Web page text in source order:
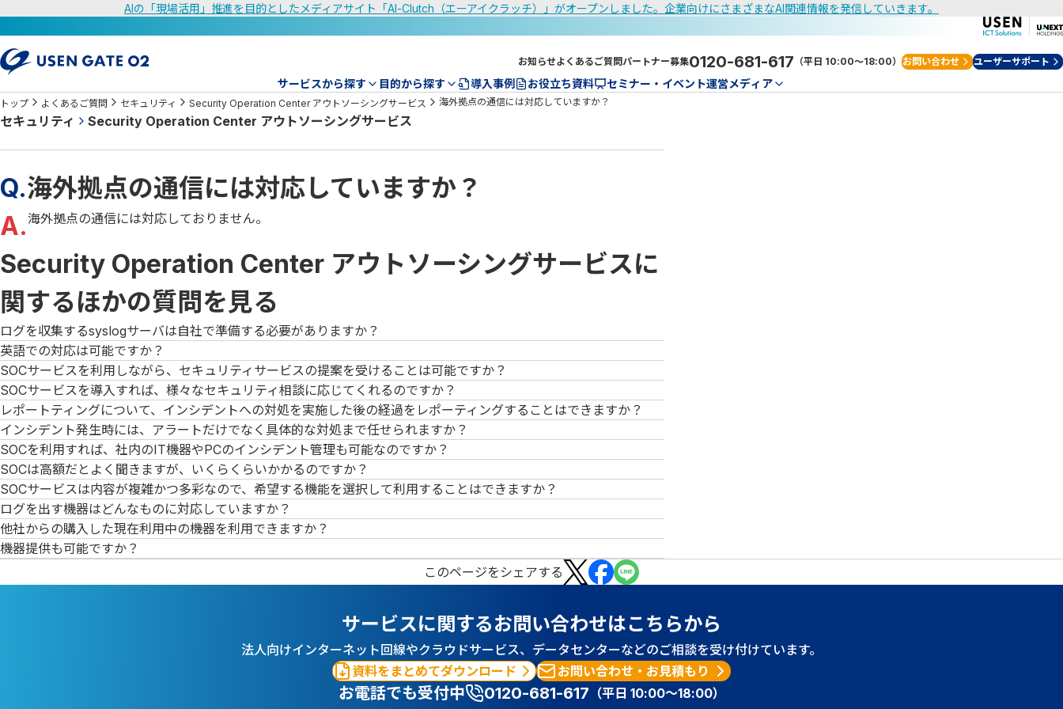
AIの「現場活用」推進を目的としたメディアサイト「AI-Clutch（エーアイクラッチ）」がオープンしました。企業向けにさまざまなAI関連情報を発信していきます。
お知らせよくあるご質問パートナー募集0120-681-617 （平日 10:00～18:00） お問い合わせ ユーザーサポート
サービスから探す 目的から探す 導入事例 お役立ち資料 セミナー・イベント運営メディア
トップ よくあるご質問 セキュリティ Security Operation Center アウトソーシングサービス 海外拠点の通信には対応していますか？
セキュリティ Security Operation Center アウトソーシングサービス
Q.海外拠点の通信には対応していますか？
A.海外拠点の通信には対応しておりません。
Security Operation Center アウトソーシングサービスに
関するほかの質問を見る
ログを収集するsyslogサーバは自社で準備する必要がありますか？
英語での対応は可能ですか？
SOCサービスを利用しながら、セキュリティサービスの提案を受けることは可能ですか？
SOCサービスを導入すれば、様々なセキュリティ相談に応じてくれるのですか？
レポートティングについて、インシデントへの対処を実施した後の経過をレポーティングすることはできますか？
インシデント発生時には、アラートだけでなく具体的な対処まで任せられますか？
SOCを利用すれば、社内のIT機器やPCのインシデント管理も可能なのですか？
SOCは高額だとよく聞きますが、いくらくらいかかるのですか？
SOCサービスは内容が複雑かつ多彩なので、希望する機能を選択して利用することはできますか？
ログを出す機器はどんなものに対応していますか？
他社からの購入した現在利用中の機器を利用できますか？
機器提供も可能ですか？
このページをシェアする
サービスに関するお問い合わせはこちらから
法人向けインターネット回線やクラウドサービス、データセンターなどのご相談を受け付けています。
資料をまとめてダウンロード
お問い合わせ・お見積もり
お電話でも受付中 0120-681-617 （平日 10:00～18:00）